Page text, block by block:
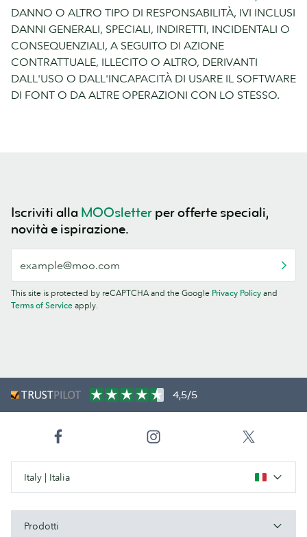
DANNO O ALTRO TIPO DI RESPONSABILITÀ, IVI INCLUSI
DANNI GENERALI, SPECIALI, INDIRETTI, INCIDENTALI O
CONSEQUENZIALI, A SEGUITO DI AZIONE
CONTRATTUALE, ILLECITO O ALTRO, DERIVANTI
DALL'USO O DALL'INCAPACITÀ DI USARE IL SOFTWARE
DI FONT O DA ALTRE OPERAZIONI CON LO STESSO.
Iscriviti alla MOOsletter per offerte speciali,
novità e ispirazione.
This site is protected by reCAPTCHA and the Google Privacy Policy and
Terms of Service apply.
4,5/5
Italy | Italia
Prodotti